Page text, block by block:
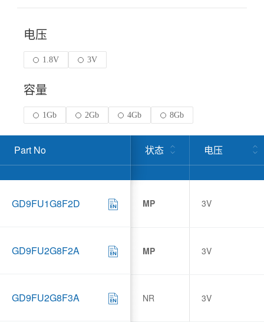
电压
1.8V 3V
容量
1Gb 2Gb 4Gb 8Gb
Part No 状态 电压
GD9FU1G8F2D MP 3V
GD9FU2G8F2A MP 3V
GD9FU2G8F3A NR 3V